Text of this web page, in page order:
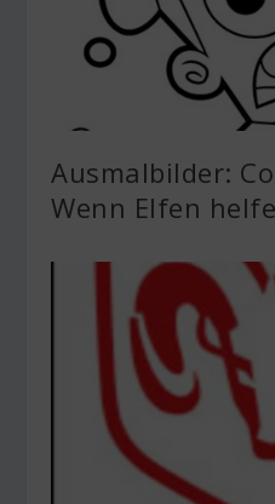
Ausmalbilder:
Wenn Elfen